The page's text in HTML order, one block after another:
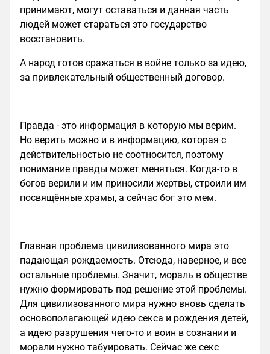
принимают, могут оставаться и данная часть
людей может стараться это государство
восстановить.
А народ готов сражаться в войне только за идею,
за привлекательный общественный договор.
Правда - это информация в которую мы верим.
Но верить можно и в информацию, которая с
действительностью не соотносится, поэтому
понимание правды может меняться. Когда-то в
богов верили и им приносили жертвы, строили им
посвящённые храмы, а сейчас бог это мем.
Главная проблема цивилизованного мира это
падающая рождаемость. Отсюда, наверное, и все
остальные проблемы. Значит, мораль в обществе
нужно формировать под решение этой проблемы.
Для цивилизованного мира нужно вновь сделать
основополагающей идею секса и рождения детей,
а идею разрушения чего-то и воин в сознании и
морали нужно табуировать. Сейчас же секс